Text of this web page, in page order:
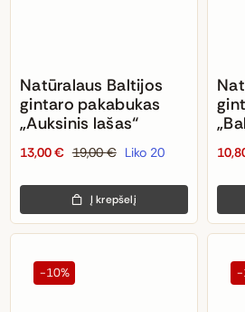
Natūralaus Baltijos
gintaro pakabukas
„Auksinis lašas“
19,00€
Original
was:
19,00 €.
13,00€
Current
is:
13,00 €.
Liko 20
Į krepšelį
-10% -